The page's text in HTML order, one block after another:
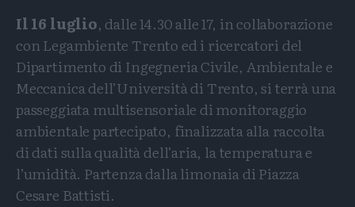
Il 16 luglio, dalle 14.30 alle 17, in collaborazione
con Legambiente Trento ed i ricercatori del
Dipartimento di Ingegneria Civile, Ambientale e
Meccanica dell’Università di Trento, si terrà una
passeggiata multisensoriale di monitoraggio
ambientale partecipato, finalizzata alla raccolta
di dati sulla qualità dell’aria, la temperatura e
l’umidità. Partenza dalla limonaia di Piazza
Cesare Battisti.